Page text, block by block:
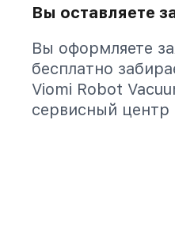
Вы оставляете
Вы оформляете
бесплатно
Viomi Robot
сервисный центр